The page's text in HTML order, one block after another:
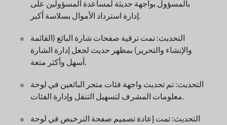
بالمسؤول بواجهة حديثة لمساعدة المسؤولين على
إدارة استرداد الأموال بسلاسة أكبر.
التحديث: تمت ترقية صفحات شارة البائع (القائمة
والإنشاء والتحرير) بمظهر حديث لجعل إدارة الشارة
أسهل وأكثر متعة.
التحديث: تم تحديث واجهة فئات متجر البائعين في لوحة
معلومات المشرف لتسهيل التنقل وإدارة الفئات.
التحديث: تمت إعادة تصميم صفحة الترخيص في لوحة